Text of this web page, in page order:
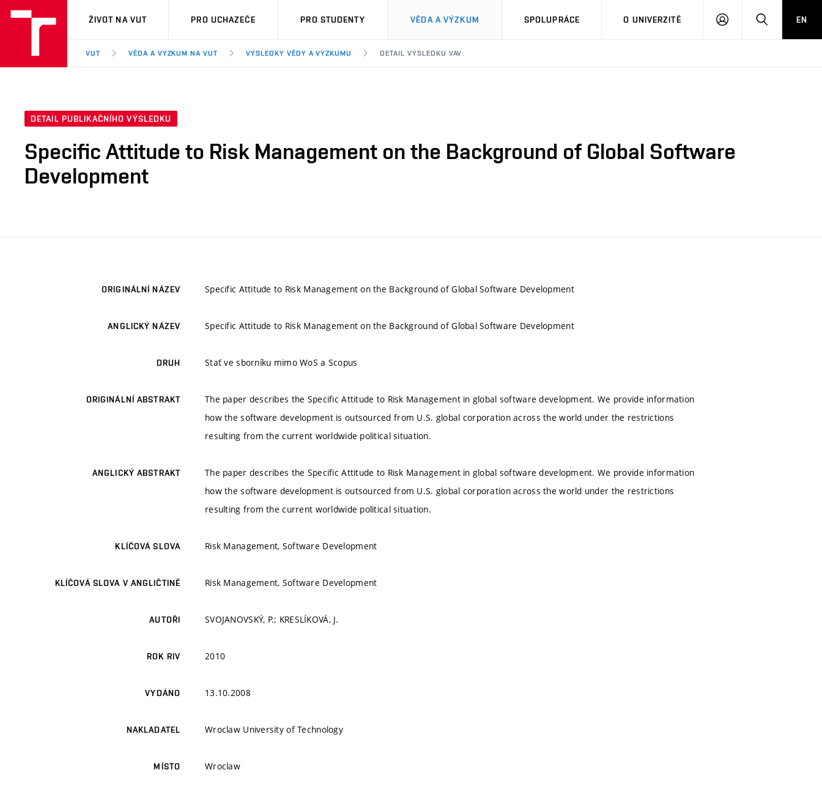
VUT
ŽIVOT NA VUT PRO UCHAZEČE PRO STUDENTY VĚDA A VÝZKUM SPOLUPRÁCE O UNIVERZITĚ
PŘIHLÁSIT HLEDATEN
VUT VĚDA A VÝZKUM NA VUT VÝSLEDKY VĚDY A VÝZKUMU DETAIL VÝSLEDKU VAV
DETAIL PUBLIKAČNÍHO VÝSLEDKU
Specific Attitude to Risk Management on the Background of Global Software
Development
ORIGINÁLNÍ NÁZEV Specific Attitude to Risk Management on the Background of Global Software Development
ANGLICKÝ NÁZEV Specific Attitude to Risk Management on the Background of Global Software Development
DRUH Stať ve sborníku mimo WoS a Scopus
ORIGINÁLNÍ ABSTRAKT
The paper describes the Specific Attitude to Risk Management in global software development. We provide information
how the software development is outsourced from U.S. global corporation across the world under the restrictions
resulting from the current worldwide political situation.
ANGLICKÝ ABSTRAKT
The paper describes the Specific Attitude to Risk Management in global software development. We provide information
how the software development is outsourced from U.S. global corporation across the world under the restrictions
resulting from the current worldwide political situation.
KLÍČOVÁ SLOVA Risk Management, Software Development
KLÍČOVÁ SLOVA V ANGLIČTINĚ Risk Management, Software Development
AUTOŘI SVOJANOVSKÝ, P.; KRESLÍKOVÁ, J.
ROK RIV 2010
VYDÁNO 13.10.2008
NAKLADATEL Wroclaw University of Technology
MÍSTO Wroclaw